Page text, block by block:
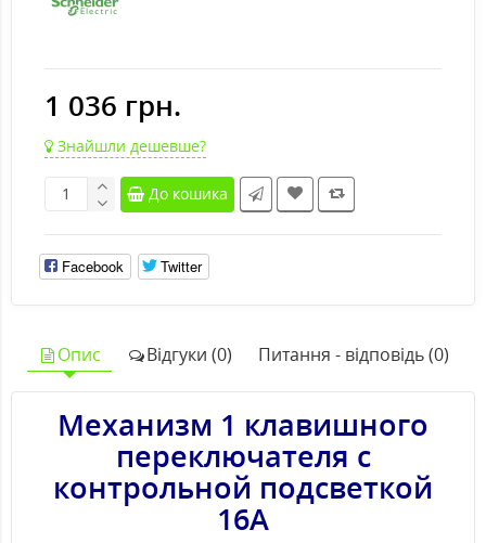
1 036 грн.
Знайшли дешевше?
До кошика
Facebook Twitter
Опис Відгуки (0) Питання - відповідь (0)
Механизм 1 клавишного
переключателя с
контрольной подсветкой
16А